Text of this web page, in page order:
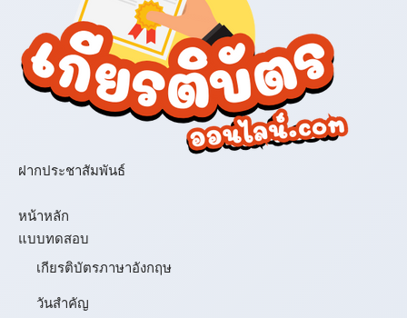
ฝากประชาสัมพันธ์
หน้าหลัก
แบบทดสอบ
เกียรติบัตรภาษาอังกฤษ
วันสำคัญ